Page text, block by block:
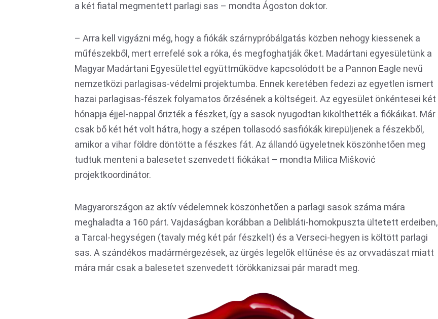
a két fiatal megmentett parlagi sas – mondta Ágoston doktor.
– Arra kell vigyázni még, hogy a fiókák szárnypróbálgatás közben nehogy kiessenek a
műfészekből, mert errefelé sok a róka, és megfoghatják őket. Madártani egyesületünk a
Magyar Madártani Egyesülettel együttműködve kapcsolódott be a Pannon Eagle nevű
nemzetközi parlagisas-védelmi projektumba. Ennek keretében fedezi az egyetlen ismert
hazai parlagisas-fészek folyamatos őrzésének a költségeit. Az egyesület önkéntesei két
hónapja éjjel-nappal őrizték a fészket, így a sasok nyugodtan kikölthették a fiókáikat. Már
csak bő két hét volt hátra, hogy a szépen tollasodó sasfiókák kirepüljenek a fészekből,
amikor a vihar földre döntötte a fészkes fát. Az állandó ügyeletnek köszönhetően meg
tudtuk menteni a balesetet szenvedett fiókákat – mondta Milica Mišković
projektkoordinátor.
Magyarországon az aktív védelemnek köszönhetően a parlagi sasok száma mára
meghaladta a 160 párt. Vajdaságban korábban a Delibláti-homokpuszta ültetett erdeiben,
a Tarcal-hegységen (tavaly még két pár fészkelt) és a Verseci-hegyen is költött parlagi
sas. A szándékos madármérgezések, az ürgés legelők eltűnése és az orvvadászat miatt
mára már csak a balesetet szenvedett törökkanizsai pár maradt meg.